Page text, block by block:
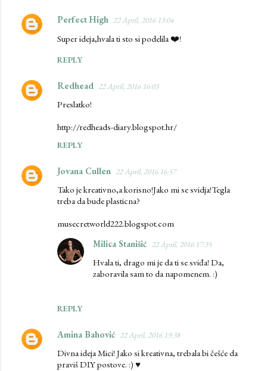
Perfect High 22 April, 2016 13:04
Super ideja,hvala ti sto si podelila ❤️!
REPLY
Redhead 22 April, 2016 16:03
Preslatko!
http://redheads-diary.blogspot.hr/
REPLY
Jovana Cullen 22 April, 2016 16:57
Tako je kreativno,a korisno!Jako mi se svidja!Tegla
treba da bude plasticna?
musecretworld222.blogspot.com
REPLY
Milica Stanišić 22 April, 2016 17:35
Hvala ti, drago mi je da ti se sviđa! Da,
zaboravila sam to da napomenem. :)
Amina Bahović 22 April, 2016 19:38
Divna ideja Mici! Jako si kreativna, trebala bi češće da
praviš DIY postove. :) ♥